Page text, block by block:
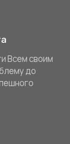
Всем своим
до